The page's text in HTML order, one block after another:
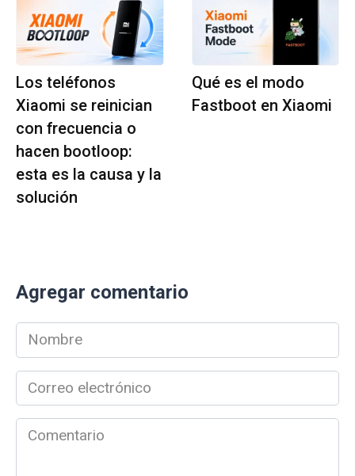
Los teléfonos
Xiaomi se reinician
con frecuencia o
hacen bootloop:
esta es la causa y la
solución
Qué es el modo
Fastboot en Xiaomi
Agregar comentario
Nombre
*
Correo
electrónico
*Comentario